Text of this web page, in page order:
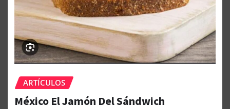
ARTÍCULOS
México El Jamón Del Sándwich